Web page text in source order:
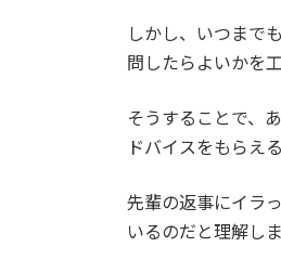
しかし、いつまで
問したらよいかを
そうすることで、
ドバイスをもらえ
先輩の返事にイラ
いるのだと理解しま